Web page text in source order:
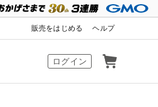
販売をはじめる ヘルプ
ログイン